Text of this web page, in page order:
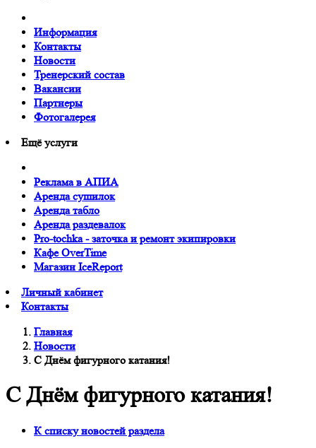
Информация
Контакты
Новости
Тренерский состав
Вакансии
Партнеры
Фотогалерея
Ещё услуги
Реклама в АПИА
Аренда сушилок
Аренда табло
Аренда раздевалок
Pro-tochka - заточка и ремонт экипировки
Кафе OverTime
Магазин IceReport
Личный кабинет
Контакты
Главная
Новости
С Днём фигурного катания!
С Днём фигурного катания!
К списку новостей раздела